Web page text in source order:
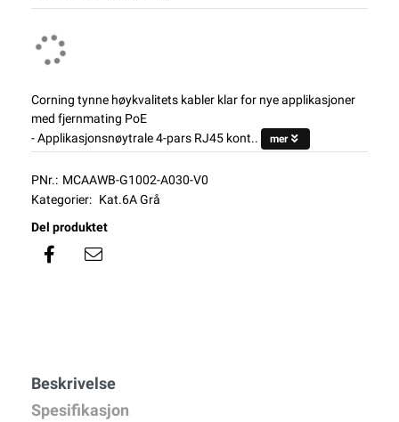
Corning tynne høykvalitets kabler klar for nye applikasjoner
med fjernmating PoE
- Applikasjonsnøytrale 4-pars RJ45 kont..
mer
PNr.: MCAAWB-G1002-A030-V0
Kategorier: Kat.6A Grå
Del produktet
Beskrivelse
Spesifikasjon